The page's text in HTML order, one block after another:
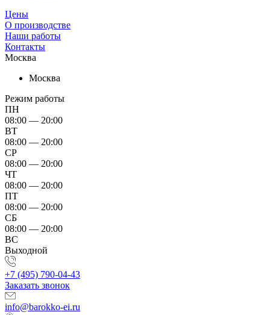
Цены
О производстве
Наши работы
Контакты
Москва
Москва
Режим работы
ПН
08:00 — 20:00
ВТ
08:00 — 20:00
СР
08:00 — 20:00
ЧТ
08:00 — 20:00
ПТ
08:00 — 20:00
СБ
08:00 — 20:00
ВС
Выходной
+7 (495) 790-04-43
Заказать звонок
info@barokko-ei.ru